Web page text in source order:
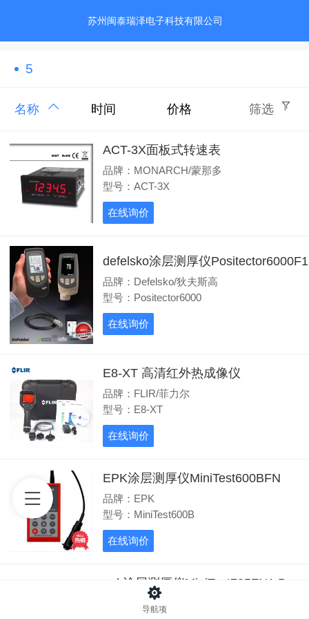
苏州闽泰瑞泽电子科技有限公司
5
名称 时间 价格 筛选
ACT-3X面板式转速表
品牌：MONARCH/蒙那多
型号：ACT-3X
在线询价
defelsko涂层测厚仪Positector6000F1
品牌：Defelsko/狄夫斯高
型号：Positector6000
在线询价
E8-XT 高清红外热成像仪
品牌：FLIR/菲力尔
型号：E8-XT
在线询价
EPK涂层测厚仪MiniTest600BFN
品牌：EPK
型号：MiniTest600B
在线询价
epk涂层测厚仪MiniTest735FN1.5
品牌：EPK导航项